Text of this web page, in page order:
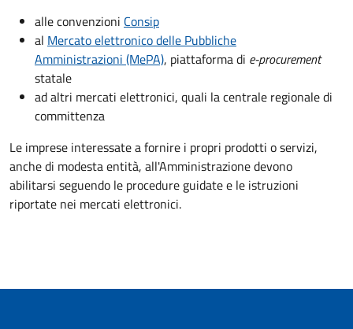
alle convenzioni Consip
al Mercato elettronico delle Pubbliche
Amministrazioni (MePA), piattaforma di e-procurement
statale
ad altri mercati elettronici, quali la centrale regionale di
committenza
Le imprese interessate a fornire i propri prodotti o servizi,
anche di modesta entità, all'Amministrazione devono
abilitarsi seguendo le procedure guidate e le istruzioni
riportate nei mercati elettronici.